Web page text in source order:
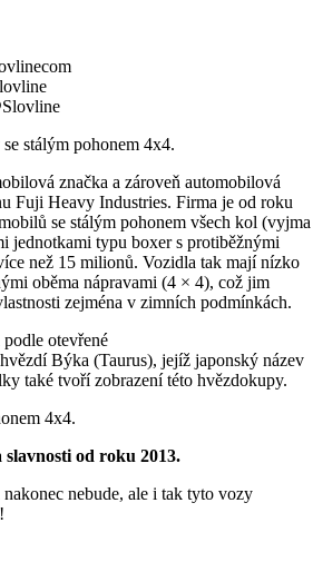
stálým pohonem 4x4.
značka a zároveň automobilová
Fuji Heavy Industries. Firma je od roku
se stálým pohonem všech kol (vyjma
jednotkami typu boxers protiběžnými
než 15 milionů. Vozidla tak mají nízko
oběma nápravami (4 × 4), což jim
zejména v zimních podmínkách.
podle otevřené
Býka (Taurus), jejíž japonský název
také tvoří zobrazení této hvězdokupy.
4x4.
od roku 2013.
nebude, ale i tak tyto vozy